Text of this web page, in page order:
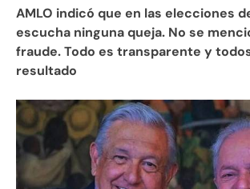
AMLO indicó que en las elecciones
escucha ninguna queja. No se
fraude. Todo es transparente y
resultado